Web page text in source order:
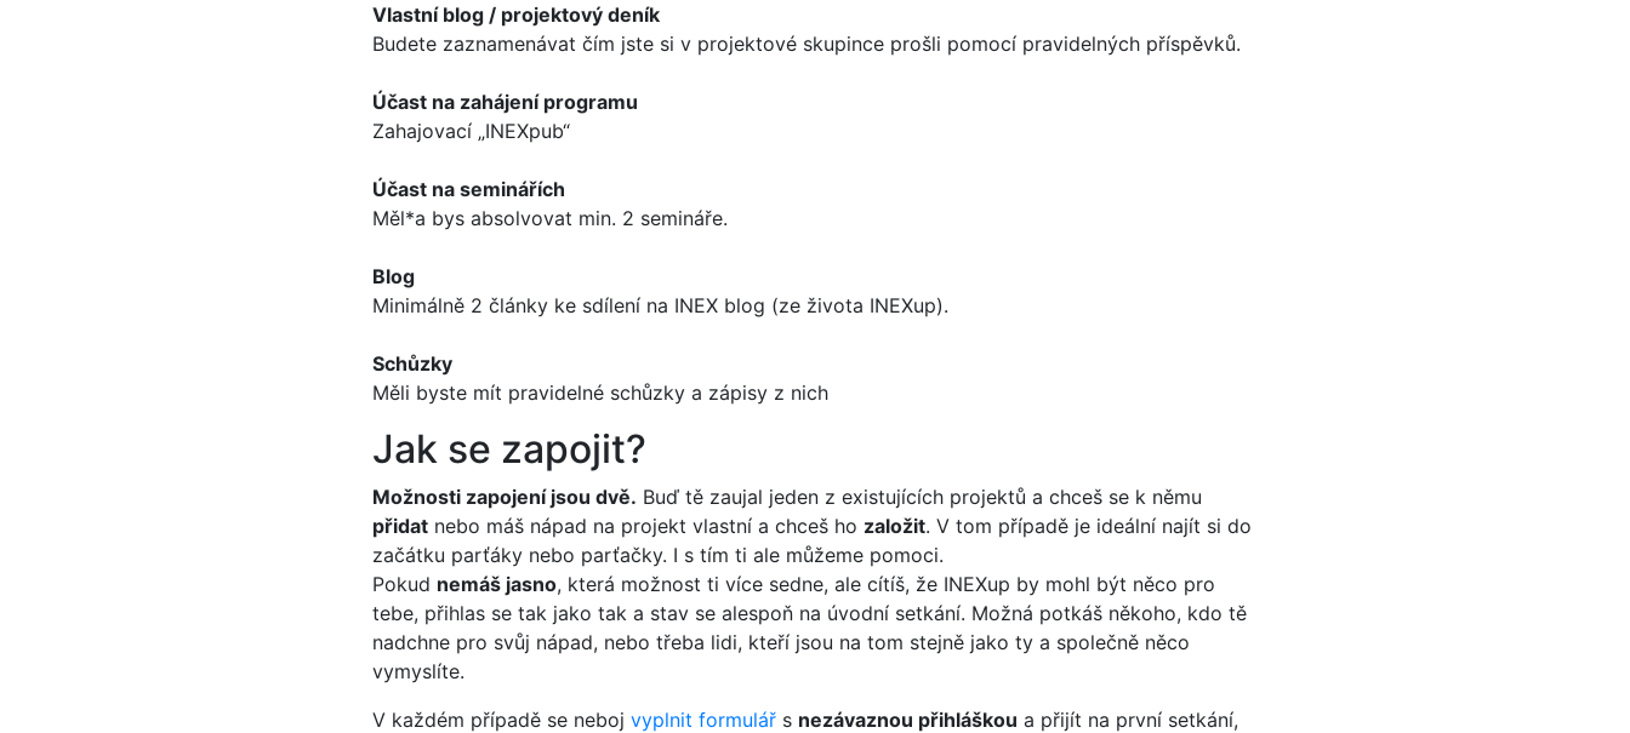
Vlastní blog / projektový deník
Budete zaznamenávat čím jste si v projektové skupince prošli pomocí pravidelných příspěvků.
Účast na zahájení programu
Zahajovací „INEXpub“
Účast na seminářích
Měl*a bys absolvovat min. 2 semináře.
Blog
Minimálně 2 články ke sdílení na INEX blog (ze života INEXup).
Schůzky
Měli byste mít pravidelné schůzky a zápisy z nich
Jak se zapojit?
Možnosti zapojení jsou dvě. Buď tě zaujal jeden z existujících projektů a chceš se k němu
přidat nebo máš nápad na projekt vlastní a chceš ho založit. V tom případě je ideální najít si do
začátku parťáky nebo parťačky. I s tím ti ale můžeme pomoci.
Pokud nemáš jasno, která možnost ti více sedne, ale cítíš, že INEXup by mohl být něco pro
tebe, přihlas se tak jako tak a stav se alespoň na úvodní setkání. Možná potkáš někoho, kdo tě
nadchne pro svůj nápad, nebo třeba lidi, kteří jsou na tom stejně jako ty a společně něco
vymyslíte.
V každém případě se neboj vyplnit formulář s nezávaznou přihláškou a přijít na první setkání,